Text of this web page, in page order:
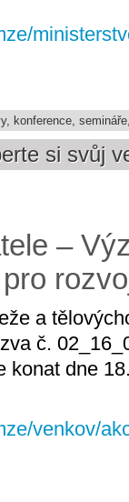
konference,
si svůj
–
a
č.
konat dne
venkov/